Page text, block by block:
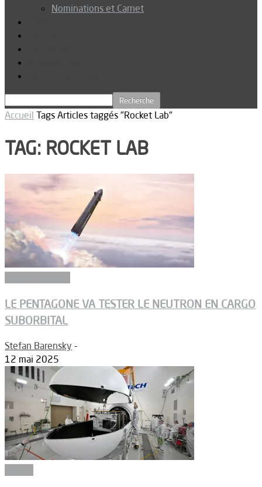
Nominations et Carnet
Accueil Tags Articles taggés "Rocket Lab"
TAG: ROCKET LAB
LE PENTAGONE VA TESTER LE NEUTRON EN CARGO
SUBORBITAL
Stefan Barensky -
12 mai 2025